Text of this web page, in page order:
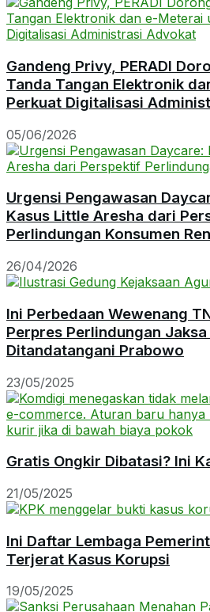
Gandeng Privy, PERADI
Tanda Tangan Elektronik
Perkuat Digitalisasi
05/06/2026
Urgensi Pengawasan
Kasus Little Aresha dari
Perlindungan Konsumen
26/04/2026
Ini Perbedaan Wewenang
Perpres Perlindungan
Ditandatangani Prabowo
23/05/2025
Gratis Ongkir Dibatasi? Ini
21/05/2025
Ini Daftar Lembaga
Terjerat Kasus Korupsi
19/05/2025